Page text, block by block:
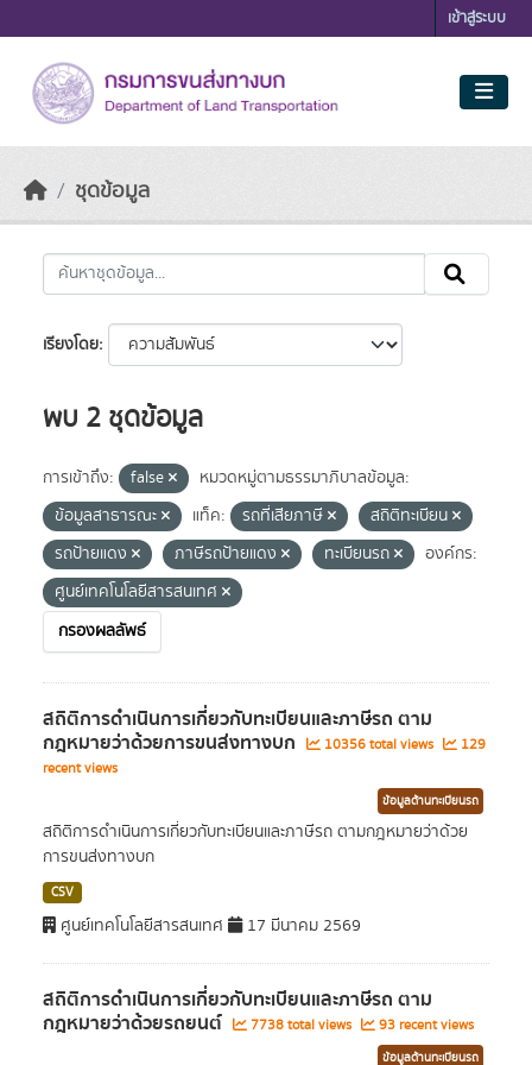
เข้าสู่ระบบ
ชุดข้อมูล
เรียงโดย
พบ 2 ชุดข้อมูล
การเข้าถึง: false
หมวดหมู่ตามธรรมาภิบาลข้อมูล:
ข้อมูลสาธารณะ
แท็ค: รถที่เสียภาษี
สถิติทะเบียน
รถป้ายแดง
ภาษีรถป้ายแดง ทะเบียนรถ
องค์กร:
ศูนย์เทคโนโลยีสารสนเทศ
กรองผลลัพธ์
สถิติการดำเนินการเกี่ยวกับทะเบียนและภาษีรถ ตาม
กฎหมายว่าด้วยการขนส่งทางบก 10356 total views
129
recent views
ข้อมูลด้านทะเบียนรถ
สถิติการดำเนินการเกี่ยวกับทะเบียนและภาษีรถ ตามกฎหมายว่าด้วย
การขนส่งทางบก
CSV
ศูนย์เทคโนโลยีสารสนเทศ 17 มีนาคม 2569
สถิติการดำเนินการเกี่ยวกับทะเบียนและภาษีรถ ตาม
กฎหมายว่าด้วยรถยนต์ 7738 total views 93 recent views
ข้อมูลด้านทะเบียนรถ